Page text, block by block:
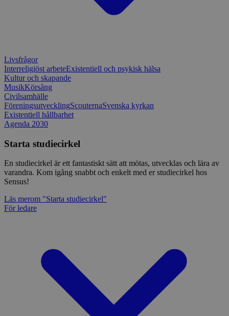
Livsfrågor
Interreligiöst arbeteExistentiell och psykisk hälsa
Kultur och skapande
MusikKörsång
Civilsamhälle
FöreningsutvecklingScouternaSvenska kyrkan
Existentiell hållbarhet
Agenda 2030
Starta studiecirkel
En studiecirkel är ett fantastiskt sätt att mötas, utvecklas och lära av
varandra. Kom igång snabbt och enkelt med er studiecirkel hos
Sensus!
Läs merom "Starta studiecirkel"
För ledare